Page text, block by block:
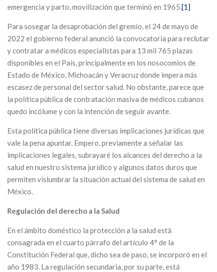
emergencia y parto, movilización que terminó en 1965.[1]
Para sosegar la desaprobación del gremio, el 24 de mayo de
2022 el gobierno federal anunció la convocatoria para reclutar
y contratar a médicos especialistas para 13 mil 765 plazas
disponibles en el País, principalmente en los nosocomios de
Estado de México, Michoacán y Veracruz donde impera más
escasez de personal del sector salud. No obstante, parece que
la política pública de contratación masiva de médicos cubanos
quedo incólume y con la intención de seguir avante.
Esta política pública tiene diversas implicaciones jurídicas que
vale la pena apuntar. Empero, previamente a señalar las
implicaciones legales, subrayaré los alcances del derecho a la
salud en nuestro sistema jurídico y algunos datos duros que
permiten vislumbrar la situación actual del sistema de salud en
México.
Regulación del derecho a la Salud
En el ámbito doméstico la protección a la salud está
consagrada en el cuarto párrafo del artículo 4° de la
Constitución Federal que, dicho sea de paso, se incorporó en el
año 1983. La regulación secundaria, por su parte, está